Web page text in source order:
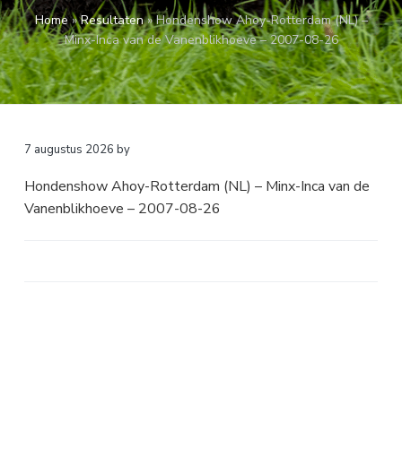
a
v
i
g
a
o
u
d
k
s
t
Home»Resultaten»Hondenshow Ahoy-Rotterdam (NL) –
Minx-Inca van de Vanenblikhoeve – 2007-08-26
7 augustus 2026 by
Hondenshow Ahoy-Rotterdam (NL) – Minx-Inca van de
Vanenblikhoeve – 2007-08-26